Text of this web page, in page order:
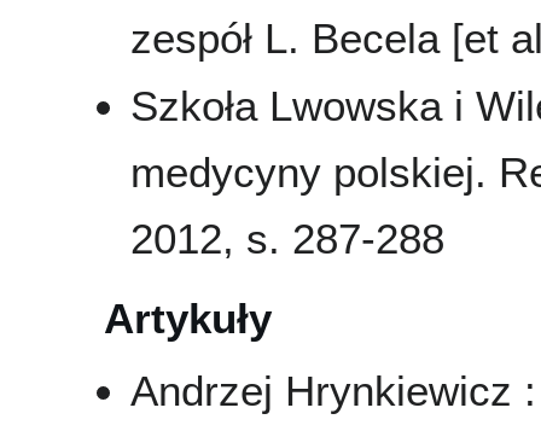
zespół L. Becela [et
Szkoła Lwowska i
medycyny polskiej.
2012, s. 287-288
Artykuły
Andrzej Hrynkiewicz